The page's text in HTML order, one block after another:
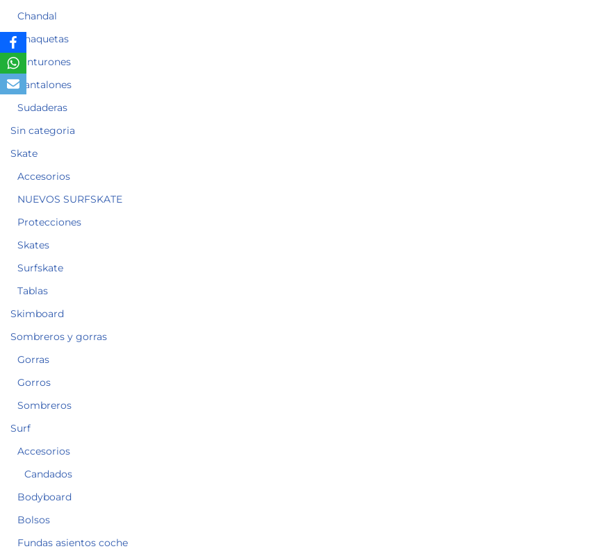
Chandal
Chaquetas
Cinturones
Pantalones
Sudaderas
Sin categoria
Skate
Accesorios
NUEVOS SURFSKATE
Protecciones
Skates
Surfskate
Tablas
Skimboard
Sombreros y gorras
Gorras
Gorros
Sombreros
Surf
Accesorios
Candados
Bodyboard
Bolsos
Fundas asientos coche